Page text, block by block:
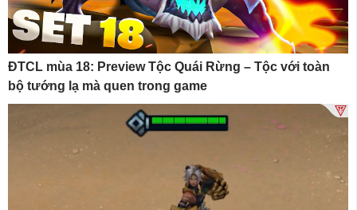
ĐTCL mùa 18: Preview Tộc Quái Rừng – Tộc với toàn
bộ tướng lạ mà quen trong game